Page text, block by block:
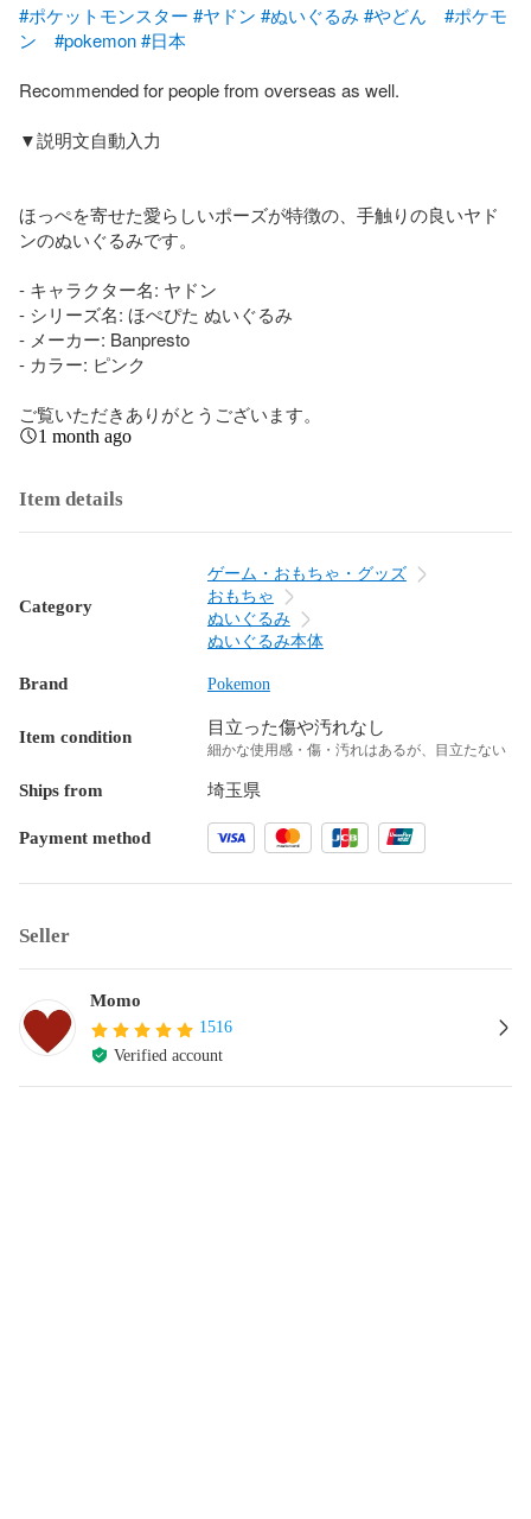
#ポケットモンスター #ヤドン #ぬいぐるみ #やどん
#ポケモ
ン
#pokemon#日本
Recommended for people from overseas as well.
▼説明文自動入力
ほっぺを寄せた愛らしいポーズが特徴の、手触りの良いヤド
ンのぬいぐるみです。
- キャラクター名: ヤドン
- シリーズ名: ほぺぴた ぬいぐるみ
- メーカー: Banpresto
- カラー: ピンク
ご覧いただきありがとうございます。
1 month ago
Item details
Category
ゲーム・おもちゃ・グッズ
おもちゃ
ぬいぐるみ
ぬいぐるみ本体
Brand Pokemon
Item condition 目立った傷や汚れなし
細かな使用感・傷・汚れはあるが、目立たない
Ships from 埼玉県
Payment method
Seller
Momo
1516
Verified account